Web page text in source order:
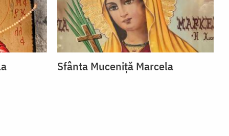
Sfânta Muceniță Marcela